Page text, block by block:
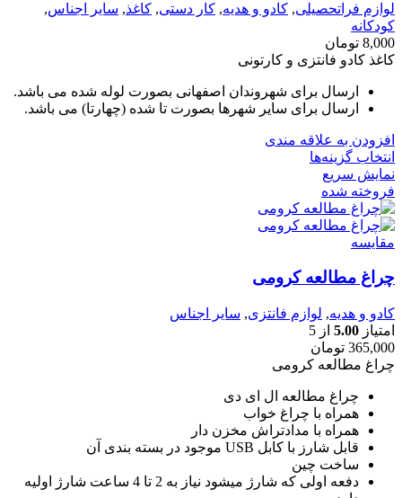
لوازم فراتحصیلی, کادو و هدیه, کار دستی, کاغذ, سایر اجناس,
کودکانه
8,000 تومان
کاغذ کادو فانتزی و کارتونی
ارسال برای شهروندان اصفهانی بصورت لوله شده می باشد.
ارسال برای سایر شهرها بصورت تا شده (چهارتا) می باشد.
افزودن به علاقه مندی
انتخاب گزینه‌ها
نمایش سریع
فروخته شده
مقايسه
چراغ مطالعه کرومی
کادو و هدیه, لوازم فانتزی, سایر اجناس
امتیاز 5.00 از 5
365,000 تومان
چراغ مطالعه کرومی
چراغ مطالعه ال ای دی
همراه با چراغ خواب
همراه با مدادتراش مخزن دار
قابل شارز با کابل USB موجود در بسته بندی آن
ساخت چین
دفعه اولی که شارژ میشود نیاز به 2 تا 4 ساعت شارژ اولیه